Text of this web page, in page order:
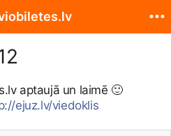
aptaujā un laimē 🙂
ejuz.lv/viedoklis